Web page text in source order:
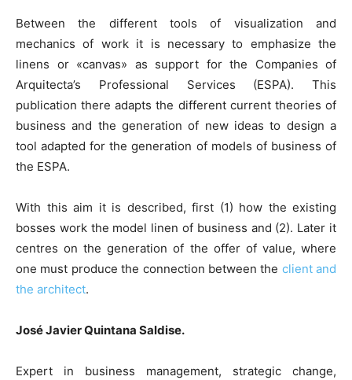
Between the different tools of visualization and
mechanics of work it is necessary to emphasize the
linens or «canvas» as support for the Companies of
Arquitecta’s Professional Services (ESPA). This
publication there adapts the different current theories of
business and the generation of new ideas to design a
tool adapted for the generation of models of business of
the ESPA.
With this aim it is described, first (1) how the existing
bosses work the model linen of business and (2). Later it
centres on the generation of the offer of value, where
one must produce the connection between the client and
the architect.
José Javier Quintana Saldise.
Expert in business management, strategic change,